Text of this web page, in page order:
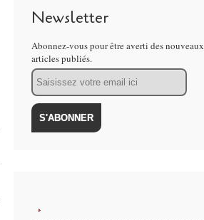
Newsletter
Abonnez-vous pour être averti des nouveaux
articles publiés.
Email